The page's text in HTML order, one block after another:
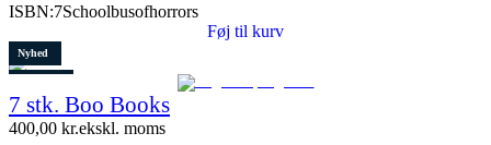
ISBN:7Schoolbusofhorrors
Føj til kurv
Nyhed
2 stk. tilbage
7 stk. Boo Books
400,00 kr.ekskl. moms